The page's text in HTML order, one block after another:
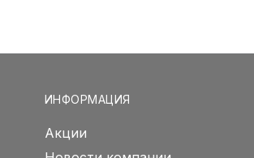
ИНФОРМАЦИЯ
Акции